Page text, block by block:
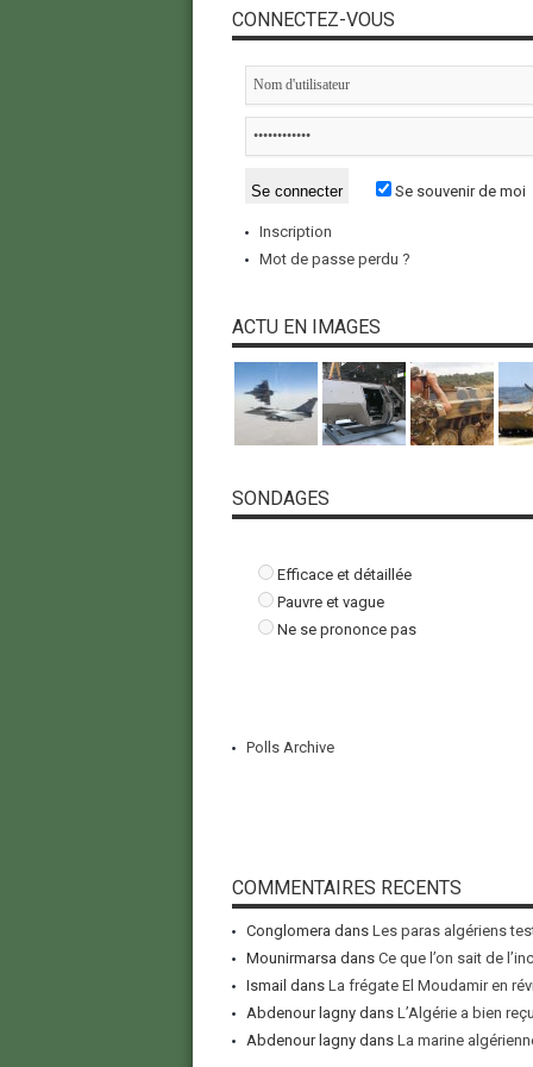
CONNECTEZ-VOUS
Se souvenir de moi
Inscription
Mot de passe perdu ?
ACTU EN IMAGES
SONDAGES
Efficace et détaillée
Pauvre et vague
Ne se prononce pas
Polls Archive
COMMENTAIRES RECENTS
Conglomera dans Les paras algériens
Mounirmarsa dans Ce que l’on sait de
Ismail dans La frégate El Moudamir en
Abdenour lagnydans L’Algérie a bien
Abdenour lagnydans La marine